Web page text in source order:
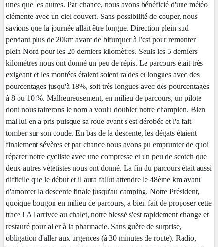
unes que les autres. Par chance, nous avons bénéficié d'une météo
clémente avec un ciel couvert. Sans possibilité de couper, nous
savions que la journée allait être longue. Direction plein sud
pendant plus de 20km avant de bifurquer à l'est pour remonter
plein Nord pour les 20 derniers kilomètres. Seuls les 5 derniers
kilomètres nous ont donné un peu de répis. Le parcours était très
exigeant et les montées étaient soient raides et longues avec des
pourcentages jusqu'à 18%, soit très longues avec des pourcentages
à 8 ou 10 %. Malheureusement, en milieu de parcours, un pilote
dont nous tairerons le nom a voulu doubler notre champion. Bien
mal lui en a pris puisque sa roue avant s'est dérobée et l'a fait
tomber sur son coude. En bas de la descente, les dégats étaient
finalement sévères et par chance nous avons pu emprunter de quoi
réparer notre cycliste avec une compresse et un peu de scotch que
deux autres vététistes nous ont donné. La fin du parcours était aussi
difficile que le début et il aura fallut attendre le 48ème km avant
d'amorcer la descente finale jusqu'au camping. Notre Président,
quoique bougon en milieu de parcours, a bien fait de proposer cette
trace ! A l'arrivée au chalet, notre blessé s'est rapidement changé et
restauré pour aller à la pharmacie. Sans guère de surprise,
obligation d'aller aux urgences (à 30 minutes de route). Radio,